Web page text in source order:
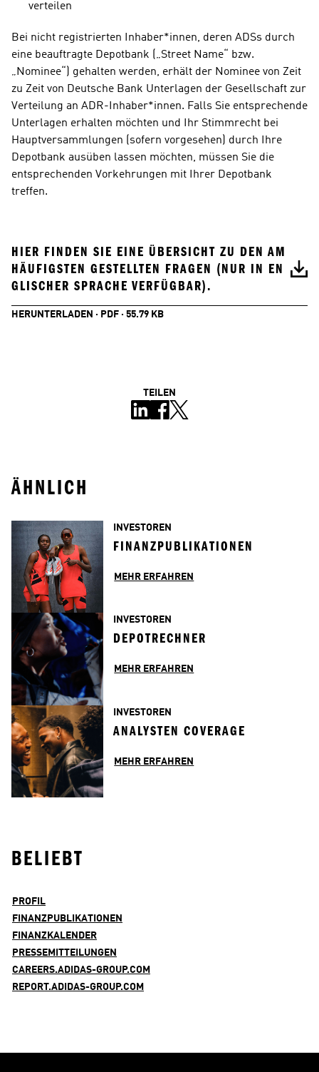
verteilen
Bei nicht registrierten Inhaber*innen, deren ADSs durch
eine beauftragte Depotbank („Street Name“ bzw.
„Nominee“) gehalten werden, erhält der Nominee von Zeit
zu Zeit von Deutsche Bank Unterlagen der Gesellschaft zur
Verteilung an ADR-Inhaber*innen. Falls Sie entsprechende
Unterlagen erhalten möchten und Ihr Stimmrecht bei
Hauptversammlungen (sofern vorgesehen) durch Ihre
Depotbank ausüben lassen möchten, müssen Sie die
entsprechenden Vorkehrungen mit Ihrer Depotbank
treffen.
HIER FINDEN SIE EINE ÜBERSICHT ZU DEN AM
HÄUFIGSTEN GESTELLTEN FRAGEN (NUR IN EN
GLISCHER SPRACHE VERFÜGBAR).
HERUNTERLADEN · PDF · 55.79 KB
TEILEN
ÄHNLICH
INVESTOREN
FINANZPUBLIKATIONEN
MEHR ERFAHREN
INVESTOREN
DEPOTRECHNER
MEHR ERFAHREN
INVESTOREN
ANALYSTEN COVERAGE
MEHR ERFAHREN
BELIEBT
PROFIL
FINANZPUBLIKATIONEN
FINANZKALENDER
PRESSEMITTEILUNGEN
CAREERS.ADIDAS-GROUP.COM
REPORT.ADIDAS-GROUP.COM